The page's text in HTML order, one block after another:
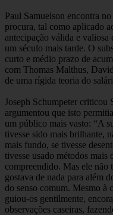
Paul Samuelson encontra
procura, tal como aplicado
antecipação válida e
um século mais tarde. O
curto e médio prazo de
com Thomas Malthus,
de uma rígida teoria do
Joseph Schumpeter criticou
argumentou que isto
um público mais vasto: “A
tivesse sido mais brilhante,
mais fundo, se tivesse
tivesse usado métodos mais
compreendido. Mas ele não
gostava de nada para além
do senso comum. Mesmo à
guiou-os gentilmente,
observações caseiras,